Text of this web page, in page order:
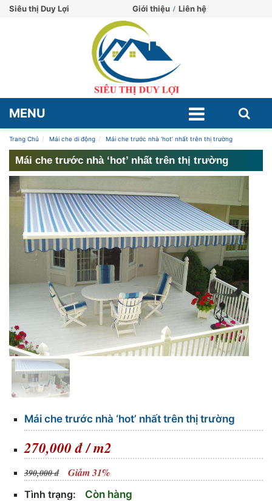
Siêu thị Duy Lợi Giới thiệu Liên hệ
MENU
Trang Chủ Mái che di động Mái che trước nhà ‘hot’ nhất trên thị trường
Mái che trước nhà ‘hot’ nhất trên thị trường
Mái che trước nhà ‘hot’ nhất trên thị trường
270,000 đ / m2
390,000 đ Giảm 31%
Tình trạng: Còn hàng